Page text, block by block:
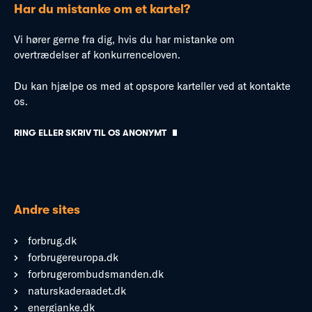
Har du mistanke om et kartel?
Vi hører gerne fra dig, hvis du har mistanke om
overtrædelser af konkurrenceloven.
Du kan hjælpe os med at opspore karteller ved at kontakte
os.
RING ELLER SKRIV TIL OS ANONYMT
Andre sites
forbrug.dk
forbrugereuropa.dk
forbrugerombudsmanden.dk
naturskaderaadet.dk
energianke.dk